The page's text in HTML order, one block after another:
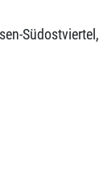
Südostviertel,